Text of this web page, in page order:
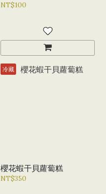
NT$100
冷藏
櫻花蝦干貝蘿蔔糕
NT$350